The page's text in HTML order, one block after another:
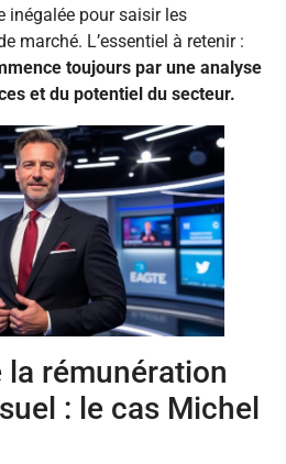
inégalée pour saisir les
marché. L’essentiel à retenir :
toujours par une analyse
et du potentiel du secteur.
la rémunération
: le cas Michel